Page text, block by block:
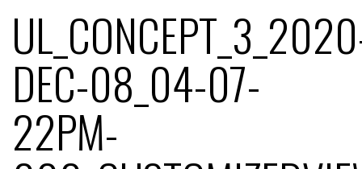
DEC-08_04-07-
22PM-